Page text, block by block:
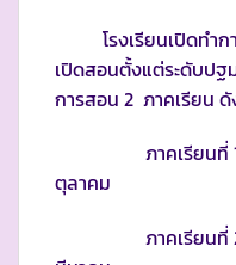
โรงเรียนเปิดทำกา
เปิดสอนตั้งแต่ระดับปฐ
การสอน 2 ภาคเรียน
ภาคเรียนที่ 1 เ
ตุลาคม
ภาคเรียนที่ 2